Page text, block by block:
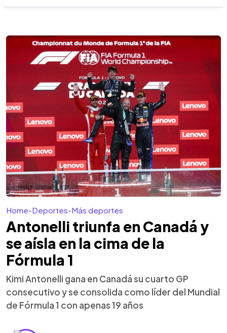
Home-Deportes-Más deportes
Antonelli triunfa en Canadá y
se aísla en la cima de la
Fórmula 1
Kimi Antonelli gana en Canadá su cuarto GP
consecutivo y se consolida como líder del Mundial
de Fórmula 1 con apenas 19 años